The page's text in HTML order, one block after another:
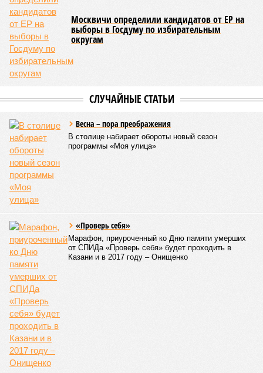
Москвичи определили кандидатов от ЕР на
выборы в Госдуму по избирательным
округам
СЛУЧАЙНЫЕ СТАТЬИ
Весна – пора преображения
В столице набирает обороты новый сезон
программы «Моя улица»
«Проверь себя»
Марафон, приуроченный ко Дню памяти умерших
от СПИДа «Проверь себя» будет проходить в
Казани и в 2017 году – Онищенко